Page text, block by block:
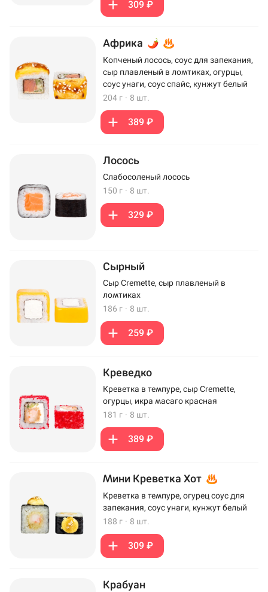
309 ₽
Африка
Копченый лосось, соус для запекания,
сыр плавленый в ломтиках, огурцы,
соус унаги, соус спайс, кунжут белый
204 г · 8 шт.
389 ₽
Лосось
Слабосоленый лосось
150 г · 8 шт.
329 ₽
Сырный
Сыр Cremette, сыр плавленый в
ломтиках
186 г · 8 шт.
259 ₽
Креведко
Креветка в темпуре, сыр Cremette,
огурцы, икра масаго красная
181 г · 8 шт.
389 ₽
Мини Креветка Хот
Креветка в темпуре, огурец соус для
запекания, соус унаги, кунжут белый
188 г · 8 шт.
309 ₽
Крабуан